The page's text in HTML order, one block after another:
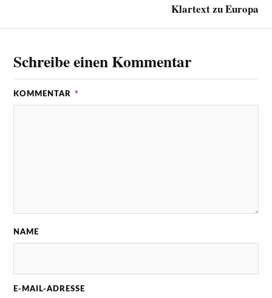
Klartext zu Europa
Schreibe einen Kommentar
KOMMENTAR *
NAME
E-MAIL-ADRESSE